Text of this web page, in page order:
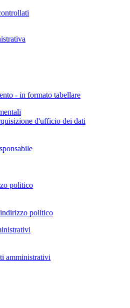
- in formato tabellare
d'ufficio dei dati
politico
politico
amministrativi